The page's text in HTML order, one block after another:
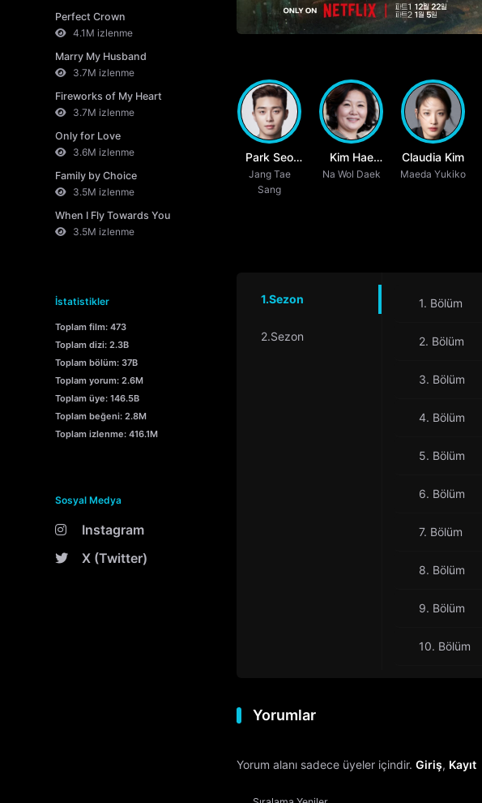
Perfect Crown
4.1M izlenme
Marry My Husband
3.7M izlenme
Fireworks of My Heart
3.7M izlenme
Only for Love
3.6M izlenme
Family by Choice
3.5M izlenme
When I Fly Towards You
3.5M izlenme
İstatistikler
Toplam film: 473
Toplam dizi: 2.3B
Toplam bölüm: 37B
Toplam yorum: 2.6M
Toplam üye: 146.5B
Toplam beğeni: 2.8M
Toplam izlenme: 416.1M
Sosyal Medya
Instagram
X (Twitter)
Park Seo
Joon
Jang Tae
Sang
Kim Hae
Sook
Na Wol Daek
Claudia Kim
Maeda Yukiko
1.Sezon
2.Sezon
1. Bölüm
2. Bölüm
3. Bölüm
4. Bölüm
5. Bölüm
6. Bölüm
7. Bölüm
8. Bölüm
9. Bölüm
10. Bölüm
Yorumlar
Yorum alanı sadece üyeler içindir. Giriş, Kayıt